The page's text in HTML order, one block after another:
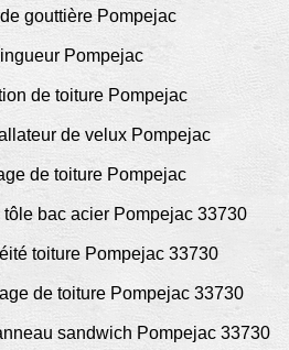
gouttière Pompejac
Pompejac
de toiture Pompejac
de velux Pompejac
de toiture Pompejac
bac acier Pompejac 33730
toiture Pompejac 33730
de toiture Pompejac 33730
sandwich Pompejac 33730